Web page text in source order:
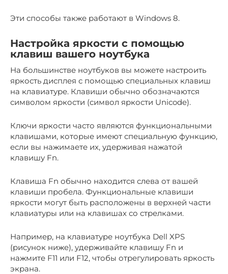
Эти способы также работают в Windows 8.
Настройка яркости с помощью
клавиш вашего ноутбука
На большинстве ноутбуков вы можете настроить
яркость дисплея с помощью специальных клавиш
на клавиатуре. Клавиши обычно обозначаются
символом яркости (символ яркости Unicode).
Ключи яркости часто являются функциональными
клавишами, которые имеют специальную функцию,
если вы нажимаете их, удерживая нажатой
клавишу Fn.
Клавиша Fn обычно находится слева от вашей
клавиши пробела. Функциональные клавиши
яркости могут быть расположены в верхней части
клавиатуры или на клавишах со стрелками.
Например, на клавиатуре ноутбука Dell XPS
(рисунок ниже), удерживайте клавишу Fn и
нажмите F11 или F12, чтобы отрегулировать яркость
экрана.